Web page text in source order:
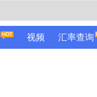
视频 汇率查询